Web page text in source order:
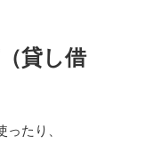
貸し借
たり、